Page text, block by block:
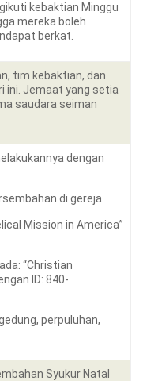
kebaktian Minggu
mereka boleh
berkat.
tim kebaktian, dan
ini. Jemaat yang setia
saudara seiman
dengan
di gereja
Mission in America”
“Christian
ID: 840-
perpuluhan,
Syukur Natal